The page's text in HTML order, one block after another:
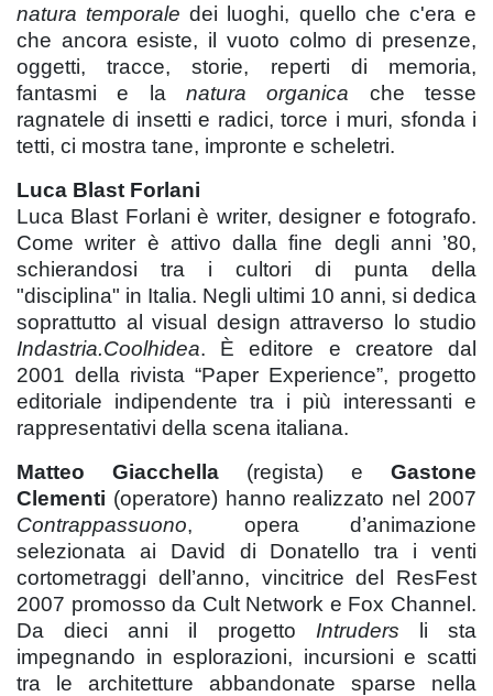
natura temporale dei luoghi, quello che c'era e
che ancora esiste, il vuoto colmo di presenze,
oggetti, tracce, storie, reperti di memoria,
fantasmi e la natura organica che tesse
ragnatele di insetti e radici, torce i muri, sfonda i
tetti, ci mostra tane, impronte e scheletri.
Luca Blast Forlani
Luca Blast Forlani è writer, designer e fotografo.
Come writer è attivo dalla fine degli anni ’80,
schierandosi tra i cultori di punta della
"disciplina" in Italia. Negli ultimi 10 anni, si dedica
soprattutto al visual design attraverso lo studio
Indastria.Coolhidea. È editore e creatore dal
2001 della rivista “Paper Experience”, progetto
editoriale indipendente tra i più interessanti e
rappresentativi della scena italiana.
Matteo Giacchella (regista) e Gastone
Clementi (operatore) hanno realizzato nel 2007
Contrappassuono, opera d’animazione
selezionata ai David di Donatello tra i venti
cortometraggi dell’anno, vincitrice del ResFest
2007 promosso da Cult Network e Fox Channel.
Da dieci anni il progetto Intruders li sta
impegnando in esplorazioni, incursioni e scatti
tra le architetture abbandonate sparse nella